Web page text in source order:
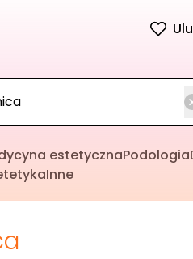
estetycznaPodologia
Inne